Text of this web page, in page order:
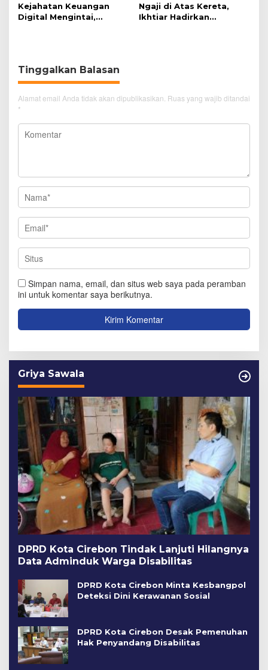
Kejahatan Keuangan
Digital Mengintai,
Ngaji di Atas Kereta,
Ikhtiar Hadirkan
Tinggalkan Balasan
Alamat email Anda tidak akan dipublikasikan. Ruas yang wajib ditandai
*
Simpan nama, email, dan situs web saya pada peramban
ini untuk komentar saya berikutnya.
Griya Sawala
DPRD Kota Cirebon Tindak Lanjuti Hilangnya
Data Adminduk Warga Disabilitas
DPRD Kota Cirebon Minta Kesbangpol
Deteksi Dini Kerawanan Sosial
DPRD Kota Cirebon Desak Pemenuhan
Hak Penyandang Disabilitas